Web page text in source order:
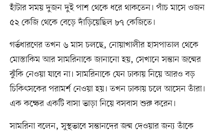
হাঁটার সময় দুজন দুই পাশ থেকে ধরে থাকতেন। পাঁচ মাসে ওজন
৫২ কেজি থেকে বেড়ে দাঁড়িয়েছিল ৮৭ কেজিতে।
গর্ভধারণের তখন ৬ মাস চলছে, নোয়াখালীর হাসপাতাল থেকে
মোস্তাকিম আর সামরিনাকে জানানো হয়, সেখানে সন্তান জন্মের
ঝুঁকি নেওয়া যাবে না। সামরিনাকে যেন ঢাকায় নিয়ে আরও বড়
চিকিৎসকের পরামর্শ নেওয়া হয়। তখন ঢাকায় চলে আসেন তাঁরা।
এক কক্ষের একটি বাসা ভাড়া নিয়ে বসবাস শুরু করেন।
সামরিনা বলেন, সুস্থভাবে সন্তানদের জন্ম দেওয়ার জন্য তাঁকে